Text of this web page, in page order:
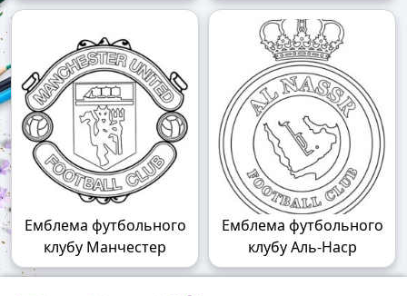
Емблема футбольного
клубу Манчестер
Емблема футбольного
клубу Аль-Наср